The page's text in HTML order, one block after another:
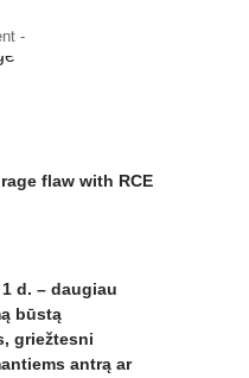
-
flaw with RCE
d. – daugiau
būstą
griežtesni
antrą ar